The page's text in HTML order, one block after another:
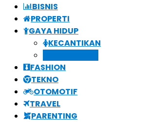
BISNIS
PROPERTI
GAYA HIDUP
KECANTIKAN
FASHION
TEKNO
OTOMOTIF
TRAVEL
PARENTING